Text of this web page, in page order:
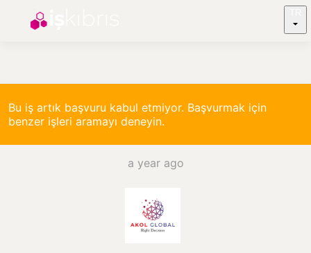
Bu iş artık başvuru kabul etmiyor. Başvurmak için
benzer işleri aramayı deneyin.
a year ago